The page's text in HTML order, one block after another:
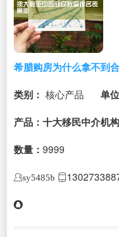
希腊购房为什么拿不到
类别： 核心产品 单
产品：十大移民中介机
数量： 9999
sy5485b